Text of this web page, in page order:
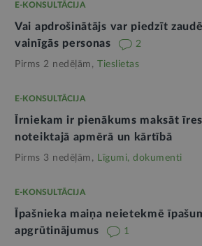
E-KONSULTĀCIJA
Vai apdrošinātājs var piedzīt
vainīgās personas
2
Pirms 2 nedēļām, Tieslietas
E-KONSULTĀCIJA
Īrniekam ir pienākums maksāt
noteiktajā apmērā un kārtībā
Pirms 3 nedēļām, Līgumi, dokumenti
E-KONSULTĀCIJA
Īpašnieka maiņa neietekmē
apgrūtinājumus
1